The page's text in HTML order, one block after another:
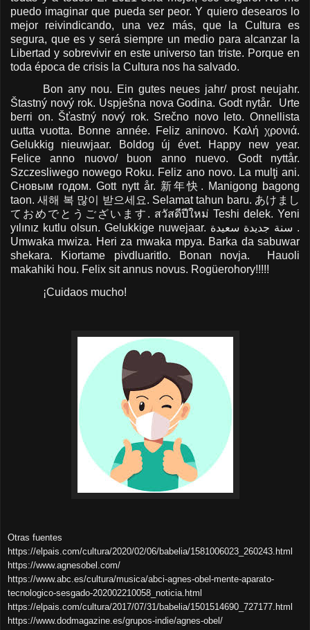
puedo imaginar que pueda ser peor. Y quiero desearos lo
mejor reivindicando, una vez más, que la Cultura es
segura, que es y será siempre un medio para alcanzar la
Libertad y sobrevivir en este universo tan triste. Porque en
toda época de crisis la Cultura nos ha salvado.
Bon any nou. Ein gutes neues jahr/ prost neujahr.
Štastný nový rok. Uspješna nova Godina. Godt nytår. Urte
berri on. Šťastný nový rok. Srečno novo leto. Onnellista
uutta vuotta. Bonne année. Feliz aninovo. Καλή χρονιά.
Gelukkig nieuwjaar. Boldog új évet. Happy new year.
Felice anno nuovo/ buon anno nuevo. Godt nyttår.
Szczesliwego nowego Roku. Feliz ano novo. La mulţi ani.
Сновым годом. Gott nytt år. 新年快 . Manigong bagong
taon.새해 복 많이 받으세요. Selamat tahun baru. あけまし
ておめでとうございます . สวัสดีปีใหม่ Teshi delek. Yeni
yılınız kutlu olsun. Gelukkige nuwejaar. سنة جديدة سعيدة .
Umwaka mwiza. Heri za mwaka mpya. Barka da sabuwar
shekara. Kiortame pivdluaritlo. Bonan novja. Hauoli
makahiki hou. Felix sit annus novus. Rogüerohory!!!!!
¡Cuidaos mucho!
Otras fuentes
https://elpais.com/cultura/2020/02/06/babelia/1581006023_260243.html
https://www.agnesobel.com/
https://www.abc.es/cultura/musica/abci-agnes-obel-mente-aparato-
tecnologico-sesgado-202002210058_noticia.html
https://elpais.com/cultura/2017/07/31/babelia/1501514690_727177.html
https://www.dodmagazine.es/grupos-indie/agnes-obel/